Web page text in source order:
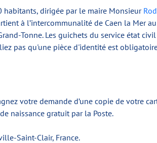
habitants, dirigée par le maire Monsieur
à l’intercommunalité de Caen la Mer
Tonne. Les guichets du service état
pas qu'une pièce d'identité est
votre demande d’une copie de votre
naissance gratuit par la Poste.
Saint-Clair, France.